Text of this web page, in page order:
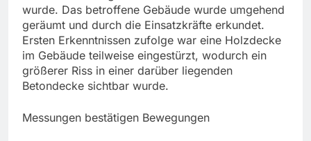
wurde. Das betroffene Gebäude wurde umgehend
geräumt und durch die Einsatzkräfte erkundet.
Ersten Erkenntnissen zufolge war eine Holzdecke
im Gebäude teilweise eingestürzt, wodurch ein
größerer Riss in einer darüber liegenden
Betondecke sichtbar wurde.
Messungen bestätigen Bewegungen